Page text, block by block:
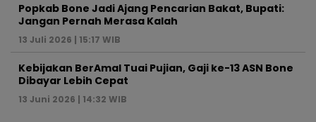
Popkab Bone Jadi Ajang Pencarian Bakat, Bupati:
Jangan Pernah Merasa Kalah
13 Juli 2026 | 15:17 WIB
Kebijakan BerAmal Tuai Pujian, Gaji ke-13 ASN Bone
Dibayar Lebih Cepat
13 Juni 2026 | 14:32 WIB